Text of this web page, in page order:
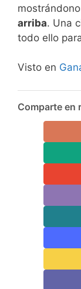
arriba. Una
todo ello
Visto en
Comparte en